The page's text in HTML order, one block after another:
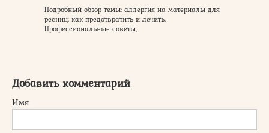
Подробный обзор темы: аллергия на материалы для
ресниц: как предотвратить и лечить.
Профессиональные советы,
Добавить комментарий
Имя